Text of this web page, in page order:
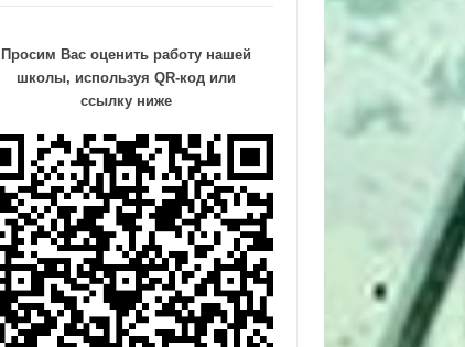
Просим Вас оценить работу нашей
школы, используя QR-код или
ссылку ниже